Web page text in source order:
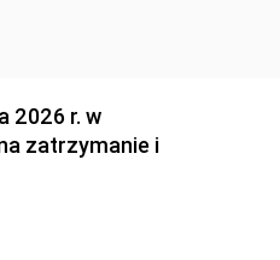
2026 r. w
zatrzymanie i